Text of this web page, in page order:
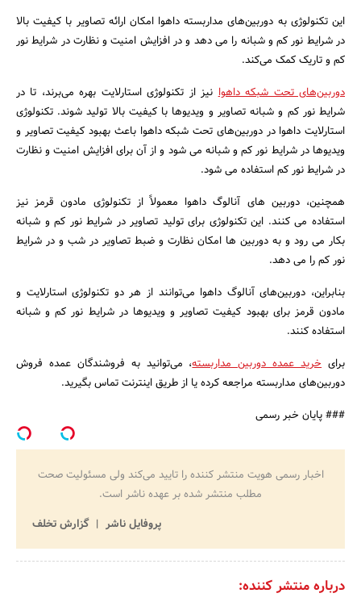
این تکنولوژی به دوربین‌های مداربسته داهوا امکان ارائه تصاویر با کیفیت بالا
در شرایط نور کم و شبانه را می ‌دهد و در افزایش امنیت و نظارت در شرایط نور
کم و تاریک کمک می‌کند.
دوربین‌های تحت شبکه داهوانیز از تکنولوژی استارلایت بهره می‌برند، تا در
شرایط نور کم و شبانه تصاویر و ویدیوها با کیفیت بالا تولید شوند. تکنولوژی
استارلایت داهوا در دوربین‌های تحت شبکه داهوا باعث بهبود کیفیت تصاویر و
ویدیوها در شرایط نور کم و شبانه می ‌شود و از آن برای افزایش امنیت و نظارت
در شرایط نور کم استفاده می‌ شود.
همچنین، دوربین‌ های آنالوگ داهوا معمولاً از تکنولوژی مادون قرمز نیز
استفاده می ‌کنند. این تکنولوژی برای تولید تصاویر در شرایط نور کم و شبانه
بکار می ‌رود و به دوربین ‌ها امکان نظارت و ضبط تصاویر در شب و در شرایط
نور کم را می ‌دهد.
بنابراین، دوربین‌های آنالوگ داهوا می‌توانند از هر دو تکنولوژی استارلایت و
مادون قرمز برای بهبود کیفیت تصاویر و ویدیوها در شرایط نور کم و شبانه
استفاده کنند.
برایخرید عمده دوربین مداربسته، می‌توانید به فروشندگان عمده‌ فروش
دوربین‌های مداربسته مراجعه کرده یا از طریق اینترنت تماس بگیرید.
### پایان خبر رسمی
اخبار رسمی هویت منتشر کننده را تایید می‌کند ولی مسئولیت صحت
مطلب منتشر شده بر عهده ناشر است.
پروفایل ناشر
گزارش تخلف
درباره منتشر کننده: